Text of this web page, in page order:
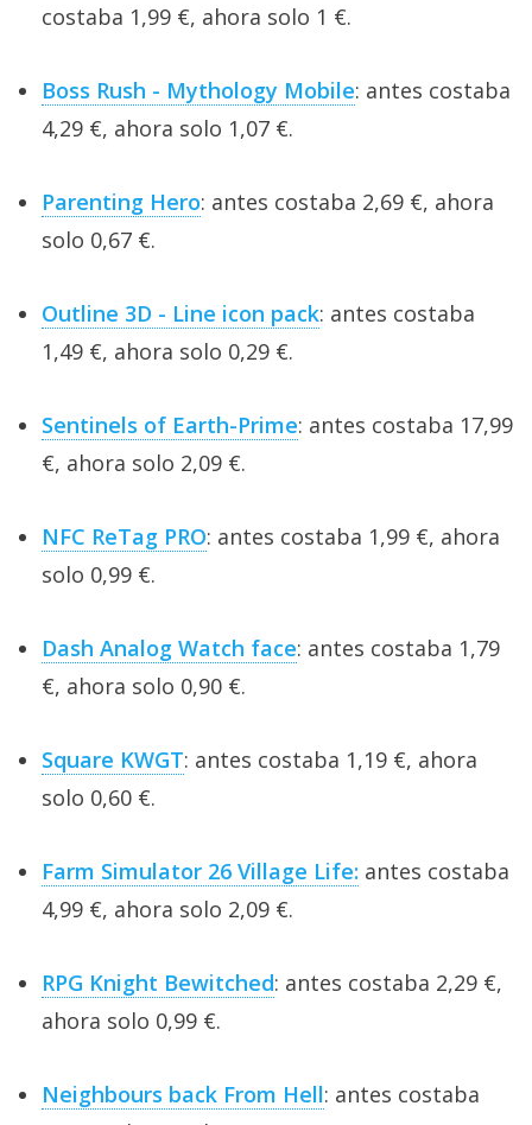
costaba 1,99 €, ahora solo 1 €.
Boss Rush - Mythology Mobile: antes costaba
4,29 €, ahora solo 1,07 €.
Parenting Hero: antes costaba 2,69 €, ahora
solo 0,67 €.
Outline 3D - Line icon pack: antes costaba
1,49 €, ahora solo 0,29 €.
Sentinels of Earth-Prime: antes costaba 17,99
€, ahora solo 2,09 €.
NFC ReTag PRO: antes costaba 1,99 €, ahora
solo 0,99 €.
Dash Analog Watch face: antes costaba 1,79
€, ahora solo 0,90 €.
Square KWGT: antes costaba 1,19 €, ahora
solo 0,60 €.
Farm Simulator 26 Village Life: antes costaba
4,99 €, ahora solo 2,09 €.
RPG Knight Bewitched: antes costaba 2,29 €,
ahora solo 0,99 €.
Neighbours back From Hell: antes costaba